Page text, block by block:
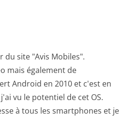
du site "Avis Mobiles".
mais également de
Android en 2010 et c'est en
vu le potentiel de cet OS.
à tous les smartphones et je